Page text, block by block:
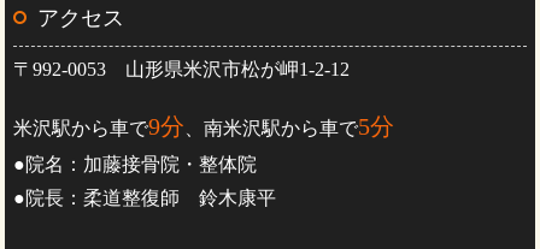
アクセス
〒992-0053 山形県米沢市松が岬1-2-12
米沢駅から車で9分 、南米沢駅から車で5分
●院名：加藤接骨院・整体院
●院長：柔道整復師 鈴木康平